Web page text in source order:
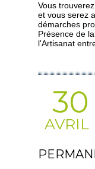
Vous
et vous serez
démarches
Présence de
l'Artisanat
30
AVRIL